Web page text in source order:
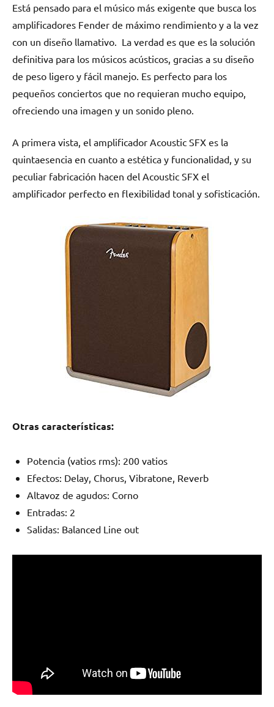
Está pensado para el músico más exigente que busca los
amplificadores Fender de máximo rendimiento y a la vez
con un diseño llamativo. La verdad es que es la solución
definitiva para los músicos acústicos, gracias a su diseño
de peso ligero y fácil manejo. Es perfecto para los
pequeños conciertos que no requieran mucho equipo,
ofreciendo una imagen y un sonido pleno.
A primera vista, el amplificador Acoustic SFX es la
quintaesencia en cuanto a estética y funcionalidad, y su
peculiar fabricación hacen del Acoustic SFX el
amplificador perfecto en flexibilidad tonal y sofisticación.
Otras características:
Potencia (vatios rms): 200 vatios
Efectos: Delay, Chorus, Vibratone, Reverb
Altavoz de agudos: Corno
Entradas: 2
Salidas: Balanced Line out